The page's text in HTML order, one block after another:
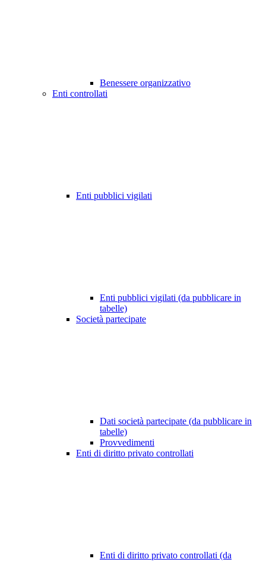
Benessere organizzativo
Enti controllati
Enti pubblici vigilati
Enti pubblici vigilati (da pubblicare in
tabelle)
Società partecipate
Dati società partecipate (da pubblicare in
tabelle)
Provvedimenti
Enti di diritto privato controllati
Enti di diritto privato controllati (da